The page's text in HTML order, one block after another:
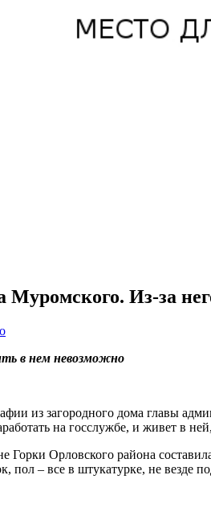
Из-за
в нем невозможно
из загородного дома главы
на госслужбе, и живет в
Горки Орловского района
пол – все в штукатурке, не везде